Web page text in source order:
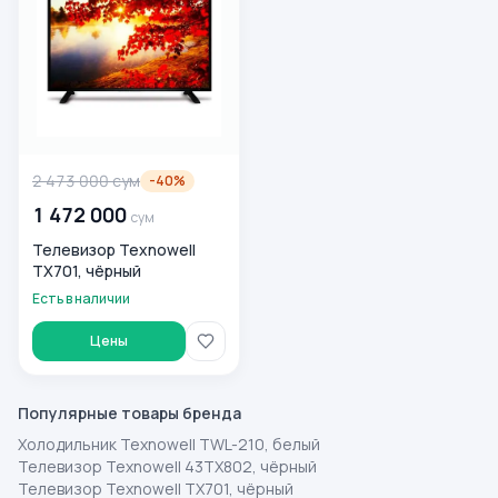
2 473 000сум -40%
1 472 000 сум
Телевизор Texnowell
TX701, чёрный
Есть в наличии
Цены
Популярные товары бренда
Холодильник Texnowell TWL-210, белый
Телевизор Texnowell 43TX802, чёрный
Телевизор Texnowell TX701, чёрный